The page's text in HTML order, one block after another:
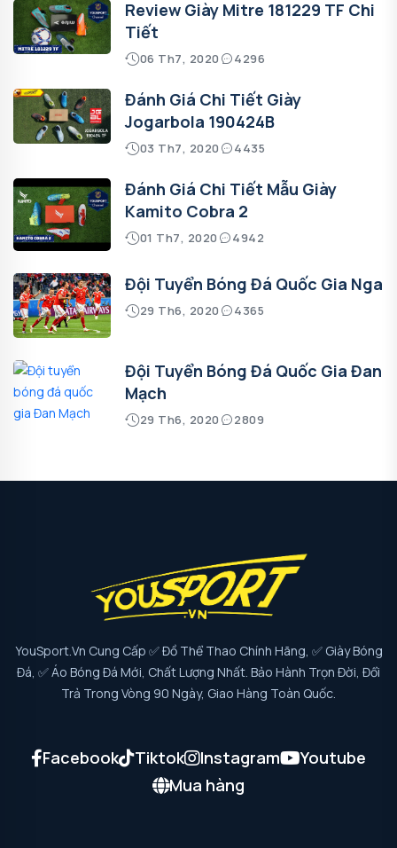
Review Giày Mitre 181229 TF Chi
Tiết
06 Th7, 2020 4296
Đánh Giá Chi Tiết Giày
Jogarbola 190424B
03 Th7, 2020 4435
Đánh Giá Chi Tiết Mẫu Giày
Kamito Cobra 2
01 Th7, 2020 4942
Đội Tuyển Bóng Đá Quốc Gia Nga
29 Th6, 2020 4365
Đội Tuyển Bóng Đá Quốc Gia Đan
Mạch
29 Th6, 2020 2809
YouSport.vn Cung Cấp ✅ Đồ Thể Thao Chính Hãng, ✅ Giày Bóng
Đá, ✅ Áo Bóng Đá Mới, Chất Lượng Nhất. Bảo Hành Trọn Đời, Đổi
Trả Trong Vòng 90 Ngày, Giao Hàng Toàn Quốc.
Facebook Tiktok Instagram
Youtube
Mua hàng